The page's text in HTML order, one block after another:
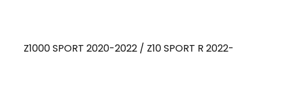
Z1000 SPORT 2020-2022 / Z10 SPORT R 2022-